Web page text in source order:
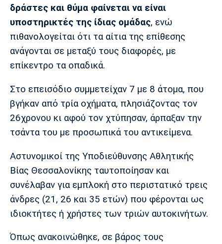
Μάντσεστερ
Γιουνάιτεντ
Τσέλσι Άρσεναλ
Ίντερ Μίλαν Μπάγερν
Μπορούσια
Ντόρτμουντ
Παρί Σεν
Ζερμέν
Μαρσέιγ
δράστες και θύμα φαίνεται να είναι
υποστηρικτές της ίδιας ομάδας, ενώ
πιθανολογείται ότι τα αίτια της επίθεσης
ανάγονται σε μεταξύ τους διαφορές, με
επίκεντρο τα οπαδικά.
Στο επεισόδιο συμμετείχαν 7 με 8 άτομα, που
βγήκαν από τρία οχήματα, πλησιάζοντας τον
26χρονου κι αφού τον χτύπησαν, άρπαξαν την
τσάντα του με προσωπικά του αντικείμενα.
Αστυνομικοί της Υποδιεύθυνσης Αθλητικής
Βίας Θεσσαλονίκης ταυτοποίησαν και
συνέλαβαν για εμπλοκή στο περιστατικό τρεις
άνδρες (21, 26 και 35 ετών) που φέρονται ως
ιδιοκτήτες ή χρήστες των τριών αυτοκινήτων.
Όπως ανακοινώθηκε, σε βάρος τους